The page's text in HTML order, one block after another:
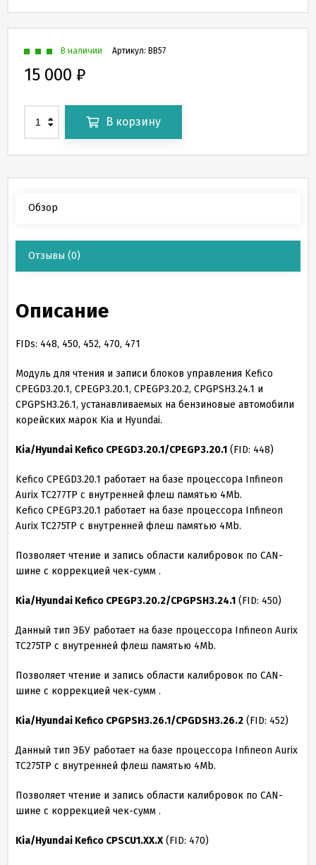
Артикул: BB57
В наличии
15 000 ₽
В корзину
Обзор
Отзывы (0)
Описание
FIDs: 448, 450, 452, 470, 471
Модуль для чтения и записи блоков управления Kefico
CPEGD3.20.1, CPEGP3.20.1, CPEGP3.20.2, CPGPSH3.24.1 и
CPGPSH3.26.1, устанавливаемых на бензиновые автомобили
корейских марок Kia и Hyundai.
Kia/Hyundai Kefico CPEGD3.20.1/CPEGP3.20.1 (FID: 448)
Kefico CPEGD3.20.1 работает на базе процессора Infineon
Aurix TC277TP с внутренней флеш памятью 4Mb.
Kefico CPEGP3.20.1 работает на базе процессора Infineon
Aurix TC275TP с внутренней флеш памятью 4Mb.
Позволяет чтение и запись области калибровок по CAN-
шине с коррекцией чек-сумм .
Kia/Hyundai Kefico CPEGP3.20.2/CPGPSH3.24.1 (FID: 450)
Данный тип ЭБУ работает на базе процессора Infineon Aurix
TC275TP с внутренней флеш памятью 4Mb.
Позволяет чтение и запись области калибровок по CAN-
шине с коррекцией чек-сумм .
Kia/Hyundai Kefico CPGPSH3.26.1/CPGDSH3.26.2 (FID: 452)
Данный тип ЭБУ работает на базе процессора Infineon Aurix
TC275TP с внутренней флеш памятью 4Mb.
Позволяет чтение и запись области калибровок по CAN-
шине с коррекцией чек-сумм .
Kia/Hyundai Kefico CPSCU1.XX.X (FID: 470)